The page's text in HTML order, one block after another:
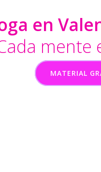
en
mente
MATERIAL